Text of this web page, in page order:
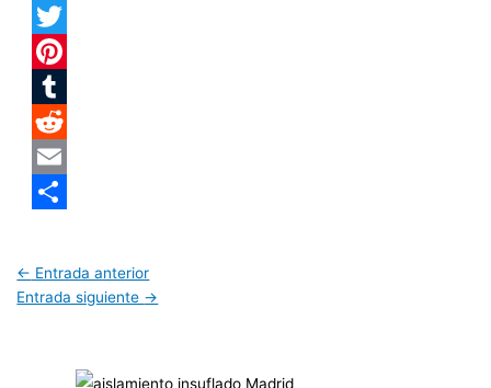
Facebook
Twitter
Pinterest
Tumblr
Reddit
Email
← Entrada anterior
Entrada siguiente →